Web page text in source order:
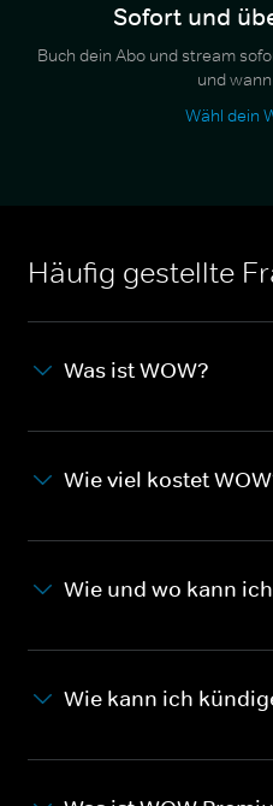
Sofort und
Buch dein Abo und stream
und
Wähl dein
Häufig gestellte
Was ist WOW?
Wie viel kostet
Wie und wo kann
Wie kann ich